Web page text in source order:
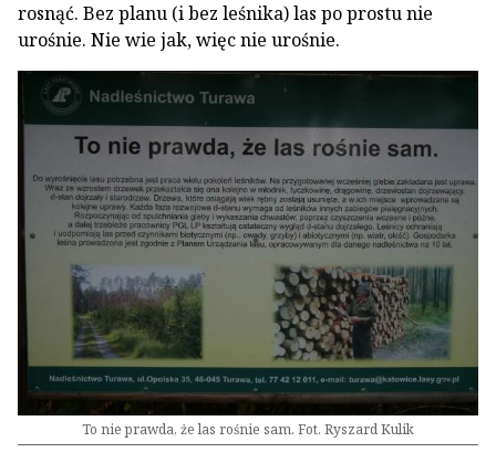
rosnąć. Bez planu (i bez leśnika) las po prostu nie
urośnie. Nie wie jak, więc nie urośnie.
To nie prawda, że las rośnie sam. Fot. Ryszard Kulik